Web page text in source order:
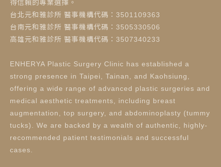
得信賴的專業選擇。
台北元和雅診所 醫事機構代碼：3501109363
台南元和雅診所 醫事機構代碼：3505330506
高雄元和雅診所 醫事機構代碼：3507340233
ENHERYA Plastic Surgery Clinic has established a
strong presence in Taipei, Tainan, and Kaohsiung,
offering a wide range of advanced plastic surgeries and
medical aesthetic treatments, including breast
augmentation, top surgery, and abdominoplasty (tummy
tucks). We are backed by a wealth of authentic, highly-
recommended patient testimonials and successful
cases.